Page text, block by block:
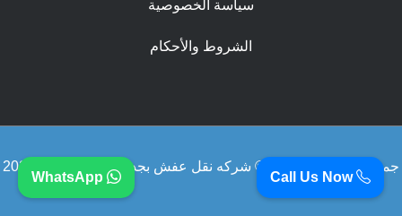
سياسة الخصوصية
الشروط والأحكام
جميع الحقوق محفوظة © شركه نقل عفش بجده 0560329696 2026
Call Us Now